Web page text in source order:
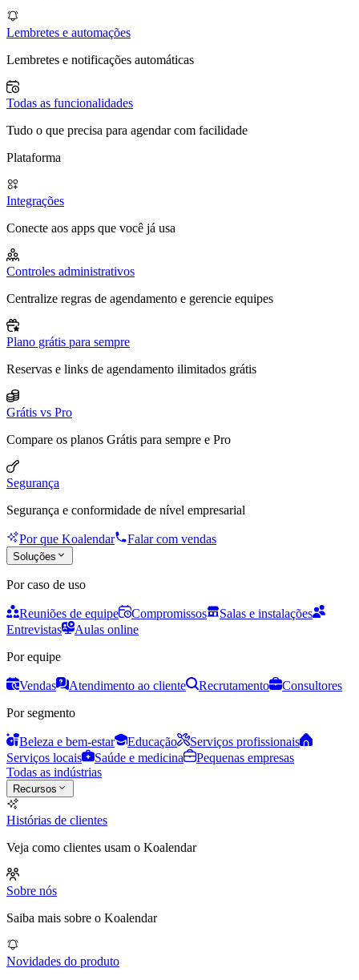
Lembretes e automações
Lembretes e notificações automáticas
Todas as funcionalidades
Tudo o que precisa para agendar com facilidade
Plataforma
Integrações
Conecte aos apps que você já usa
Controles administrativos
Centralize regras de agendamento e gerencie equipes
Plano grátis para sempre
Reservas e links de agendamento ilimitados grátis
Grátis vs Pro
Compare os planos Grátis para sempre e Pro
Segurança
Segurança e conformidade de nível empresarial
Por que Koalendar Falar com vendas
Soluções
Por caso de uso
Reuniões de equipe Compromissos
Salas e instalações
Entrevistas
Aulas online
Por equipe
Vendas Atendimento ao cliente Recrutamento
Consultores
Por segmento
Beleza e bem-estar Educação
Serviços profissionais
Serviços locais
Saúde e medicina
Pequenas empresas
Todas as indústrias
Recursos
Histórias de clientes
Veja como clientes usam o Koalendar
Sobre nós
Saiba mais sobre o Koalendar
Novidades do produto